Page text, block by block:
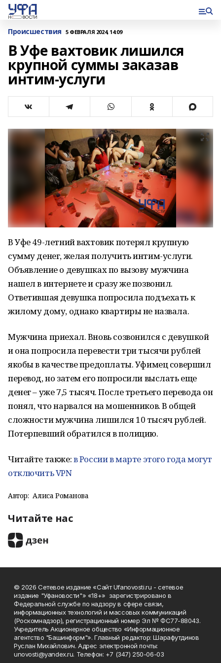
Происшествия 5 ФЕВРАЛЯ 2024, 14:09
В Уфе вахтовик лишился
крупной суммы заказав
интим-услуги
В Уфе 49-летний вахтовик потерял крупную
сумму денег, желая получить интим-услуги.
Объявление о девушках по вызову мужчина
нашел в интернете и сразу же позвонил.
Ответившая девушка попросила подъехать к
жилому дому, однако квартиры не назвала.
Мужчина приехал. Вновь созвонился с девушкой
и она попросила перевести три тысячи рублей
якобы в качестве предоплаты. Уфимец совершил
перевод, но затем его попросили выслать еще
денег – уже 7,5 тысяч. После третьего перевода он
понял, что нарвался на мошенников. В общей
сложности мужчина лишился 10 тысяч рублей.
Потерпевший обратился в полицию.
Читайте также:в России в марте этого года могут
отключить VPN
Автор: Алиса Романова
Читайте нас
© 2026 Сетевое издание «Сайт Ufanovosti.ru - сетевое
издание "Уфановости"» «18+» зарегистрировано в
Федеральной службе по надзору в сфере связи,
информационных технологий и массовых коммуникаций
(Роскомнадзор), регистрационный номер Эл № ФС77-88043.
Учредитель Акционерное общество «Информационное
агентство "Башинформ"». Главный редактор: Шарафутдинов
Руслан Михайлович. Адрес электронной почты:
unovosti@yandex.ru. Телефон: +7 (347) 250-06-03